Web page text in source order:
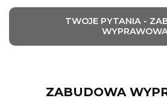
TWOJE PYTANIA -
ZABUDOWA